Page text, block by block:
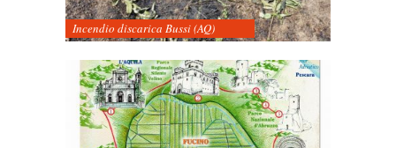
Incendio discarica Bussi (AQ)